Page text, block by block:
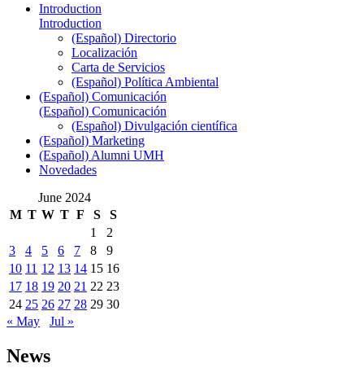
Introduction
Introduction
(Español) Directorio
Localización
Carta de Servicios
(Español) Política Ambiental
(Español) Comunicación
(Español) Comunicación
(Español) Divulgación científica
(Español) Marketing
(Español) Alumni UMH
Novedades
June 2024
M T W T F S
S
1
2
3
4 5 6 7 8
9
10 11 12 13 14 15 16
17 18 19 20 21 22 23
24 25 26 27 28 29 30
« May
Jul »
News